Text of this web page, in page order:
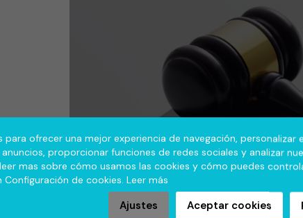
para ofrecer una mejor experiencia de navegación, personalizar
proporcionar funciones de redes sociales y analizar
mas sobre cómo usamos las cookies y cómo puedes
Configuración de cookies. Leer más
Ajustes Aceptar cookies